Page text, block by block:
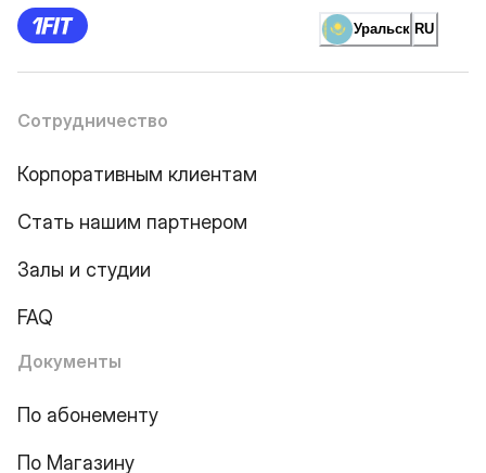
Уральск RU
Сотрудничество
Корпоративным клиентам
Стать нашим партнером
Залы и студии
FAQ
Документы
По абонементу
По Магазину